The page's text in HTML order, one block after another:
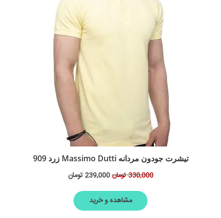
تیشرت جودون مردانه Massimo Dutti زرد 909
330,000تومان239,000تومان
مشاهده و خرید